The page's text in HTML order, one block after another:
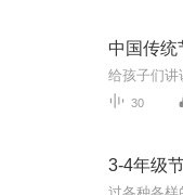
30
3-4年级